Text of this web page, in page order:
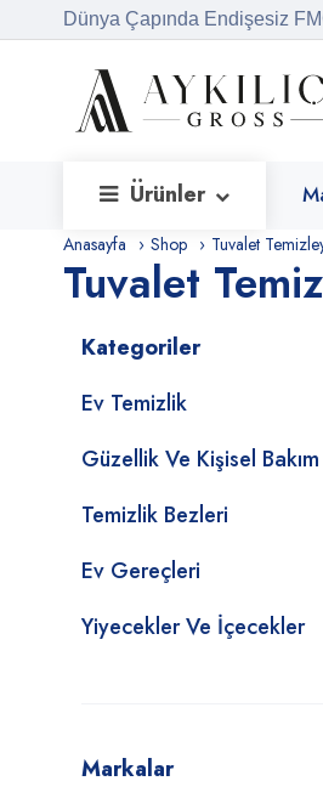
Dünya Çapında Endişesiz
Ürünler
Anasayfa Shop Tuvalet
Tuvalet
Kategoriler
Ev Temizlik
Güzellik Ve Kişisel Bakım
Temizlik Bezleri
Ev Gereçleri
Yiyecekler Ve İçecekler
Markalar